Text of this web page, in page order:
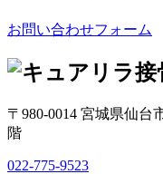
お問い合わせフォーム
〒980-0014 宮城県仙台
階
022-775-9523